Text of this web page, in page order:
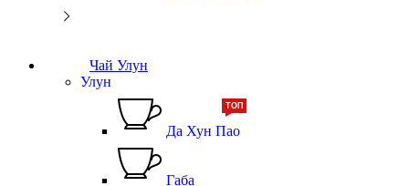
Чай Улун
Улун
Да Хун Пао
ТОП
Габа